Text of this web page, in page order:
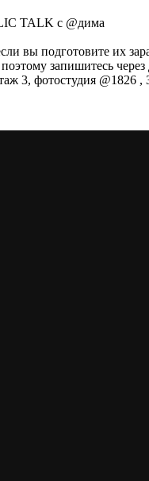
TALK с @дима
вы подготовите их
запишитесь через
3, фотостудия @1826 ,